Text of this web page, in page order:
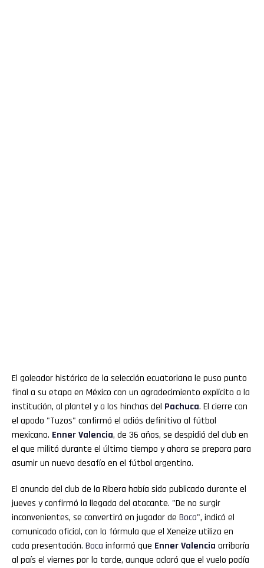
El goleador histórico de la selección ecuatoriana le puso punto
final a su etapa en México con un agradecimiento explícito a la
institución, al plantel y a los hinchas del Pachuca. El cierre con
el apodo "Tuzos" confirmó el adiós definitivo al fútbol
mexicano. EnnerValencia, de 36 años, se despidió del club en
el que militó durante el último tiempo y ahora se prepara para
asumir un nuevo desafío en el fútbol argentino.
El anuncio del club de la Ribera había sido publicado durante el
jueves y confirmó la llegada del atacante. "De no surgir
inconvenientes, se convertirá en jugador de Boca", indicó el
comunicado oficial, con la fórmula que el Xeneize utiliza en
cada presentación. Boca informó que EnnerValencia arribaría
al país el viernes por la tarde, aunque aclaró que el vuelo podía